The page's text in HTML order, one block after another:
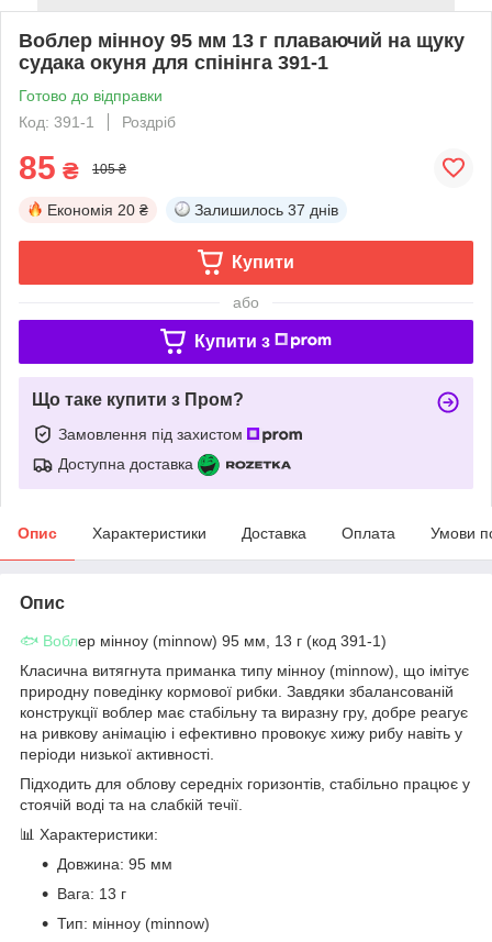
Воблер мінноу 95 мм 13 г плаваючий на щуку
судака окуня для спінінга 391-1
Готово до відправки
Код: 391-1
Роздріб
85 ₴ 105 ₴
Економія 20 ₴ Залишилось 37 днів
Купити
або
Купити з
Що таке купити з Пром?
Замовлення під захистом
Доступна доставка
Опис Характеристики Доставка Оплата Умови
Опис
🐟 Воблер мінноу (minnow) 95 мм, 13 г (код 391-1)
Класична витягнута приманка типу мінноу (minnow), що імітує
природну поведінку кормової рибки. Завдяки збалансованій
конструкції воблер має стабільну та виразну гру, добре реагує
на ривкову анімацію і ефективно провокує хижу рибу навіть у
періоди низької активності.
Підходить для облову середніх горизонтів, стабільно працює у
стоячій воді та на слабкій течії.
📊 Характеристики:
Довжина: 95 мм
Вага: 13 г
Тип: мінноу (minnow)